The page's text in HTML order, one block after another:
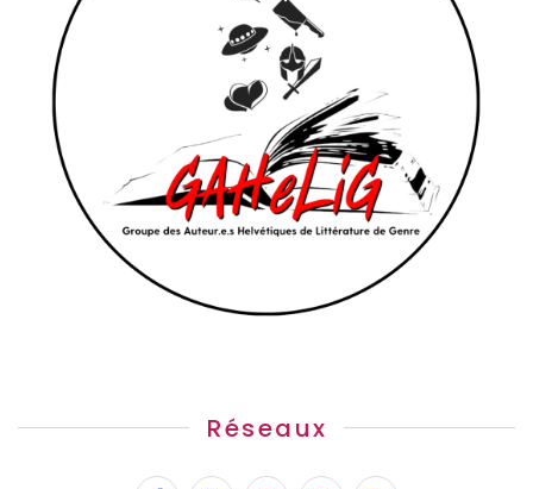
Réseaux